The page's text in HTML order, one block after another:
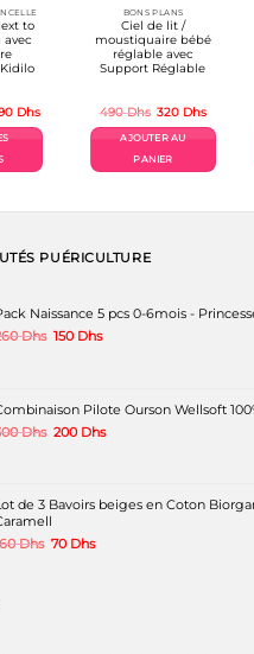
to
avec
:
Dhs.
DhsLe
actuel
BONS PLANS
Ciel de lit /
moustiquaire bébé
réglable avec
Support Réglable
490Dhs Le
initial
était :
490 Dhs.
320 DhsLe
actuel
AJOUTER AU
PANIER
PUÉRICULTURE
Naissance 5 pcs 0-6mois -
Dhs Le
260 Dhs.
150 DhsLe
150 Dhs.
Pilote Ourson Wellsoft
Dhs Le
300 Dhs.
200 DhsLe
200 Dhs.
de 3 Bavoirs beiges en Coton
Dhs Le
70 DhsLe